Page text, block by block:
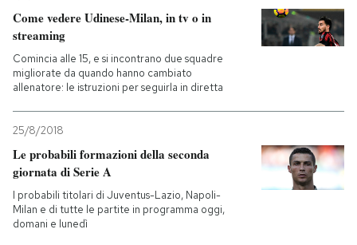
Come vedere Udinese-Milan, in tv o in
streaming
Comincia alle 15, e si incontrano due squadre
migliorate da quando hanno cambiato
allenatore: le istruzioni per seguirla in diretta
25/8/2018
Le probabili formazioni della seconda
giornata di Serie A
I probabili titolari di Juventus-Lazio, Napoli-
Milan e di tutte le partite in programma oggi,
domani e lunedì